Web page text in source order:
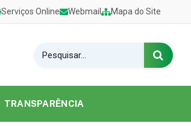
Serviços Online Webmail Mapa do Site
TRANSPARÊNCIA